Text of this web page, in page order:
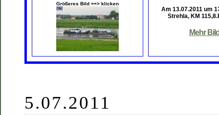
Größeres Bild ==> klicken
Am 13.07.2011 um
Strehla, KM
Mehr
5.07.2011